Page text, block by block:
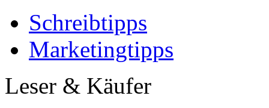
Schreibtipps
Marketingtipps
Leser & Käufer